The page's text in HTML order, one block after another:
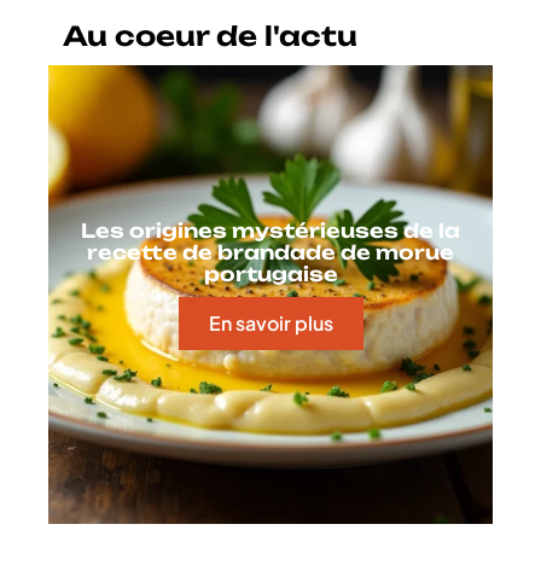
Au coeur de l'actu
Les origines mystérieuses de la
recette de brandade de morue
portugaise
En savoir plus